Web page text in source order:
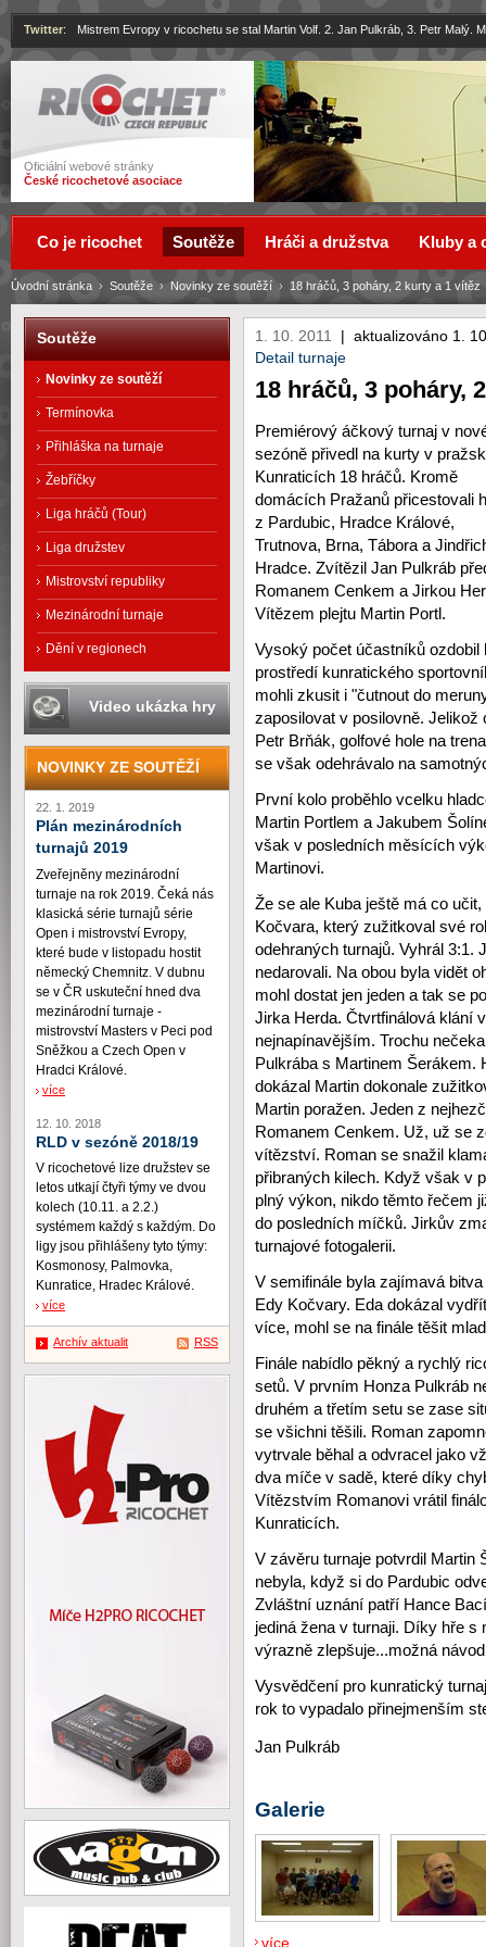
Ricochet
Oficiální webové stránky
České ricochetové asociace
Twitter: Mistrem Evropy v ricochetu se stal Martin Volf. 2. Jan Pulkráb, 3. Petr Malý.
1. 10. 2011 | aktualizováno 1.
Detail turnaje
18 hráčů, 3 poháry,
Premiérový áčkový turnaj v
sezóně přivedl na kurty v
Kunraticích 18 hráčů. Kromě
domácích Pražanů přicestovali
z Pardubic, Hradce Králové,
Trutnova, Brna, Tábora a
Hradce. Zvítězil Jan Pulkráb
Romanem Cenkem a Jirkou
Vítězem plejtu Martin Portl.
Vysoký počet účastníků
prostředí kunratického
mohli zkusit i "čutnout do
zaposilovat v posilovně.
Petr Brňák, golfové hole na
se však odehrávalo na
První kolo proběhlo vcelku
Martin Portlem a Jakubem
však v posledních měsících
Martinovi.
Že se ale Kuba ještě má co
Kočvara, který zužitkoval své
odehraných turnajů. Vyhrál 3:1.
nedarovali. Na obou byla vidět
mohl dostat jen jeden a tak se
Jirka Herda. Čtvrtfinálová klání
nejnapínavějším. Trochu
Pulkrába s Martinem Šerákem.
dokázal Martin dokonale
Martin poražen. Jeden z
Romanem Cenkem. Už, už se
vítězství. Roman se snažil
přibraných kilech. Když však v
plný výkon, nikdo těmto řečem
do posledních míčků. Jirkův
turnajové fotogalerii.
V semifinále byla zajímavá
Edy Kočvary. Eda dokázal
více, mohl se na finále těšit
Finále nabídlo pěkný a rychlý
setů. V prvním Honza Pulkráb
druhém a třetím setu se zase
se všichni těšili. Roman
vytrvale běhal a odvracel jako
dva míče v sadě, které díky
Vítězstvím Romanovi vrátil
Kunraticích.
V závěru turnaje potvrdil Martin
nebyla, když si do Pardubic
Zvláštní uznání patří Hance
jediná žena v turnaji. Díky hře
výrazně zlepšuje...možná
Vysvědčení pro kunratický
rok to vypadalo přinejmenším
Jan Pulkráb
Galerie
více
Úvodní stránka › Soutěže › Novinky ze soutěží › 18 hráčů, 3 poháry, 2 kurty a 1 vítěz
Co je ricochet Soutěže Hráči a družstva Kluby a
Soutěže
Novinky ze soutěží
Termínovka
Přihláška na turnaje
Žebříčky
Liga hráčů (Tour)
Liga družstev
Mistrovství republiky
Mezinárodní turnaje
Dění v regionech
Video ukázka hry
NOVINKY ZE SOUTĚŽÍ
22. 1. 2019
Plán mezinárodních
turnajů 2019
Zveřejněny mezinárodní
turnaje na rok 2019. Čeká nás
klasická série turnajů série
Open i mistrovství Evropy,
které bude v listopadu hostit
německý Chemnitz. V dubnu
se v ČR uskuteční hned dva
mezinárodní turnaje -
mistrovství Masters v Peci pod
Sněžkou a Czech Open v
Hradci Králové.
více
12. 10. 2018
RLD v sezóně 2018/19
V ricochetové lize družstev se
letos utkají čtyři týmy ve dvou
kolech (10.11. a 2.2.)
systémem každý s každým. Do
ligy jsou přihlášeny tyto týmy:
Kosmonosy, Palmovka,
Kunratice, Hradec Králové.
více
Archív aktualit RSS